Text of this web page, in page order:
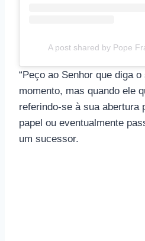
A post shared by Pope
“Peço ao Senhor que diga
momento, mas quando ele
referindo-se à sua abertura
papel ou eventualmente
um sucessor.